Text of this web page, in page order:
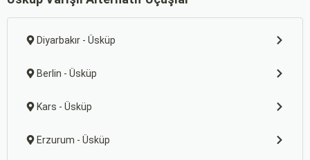
Diyarbakır - Üsküp
Berlin - Üsküp
Kars - Üsküp
Erzurum - Üsküp